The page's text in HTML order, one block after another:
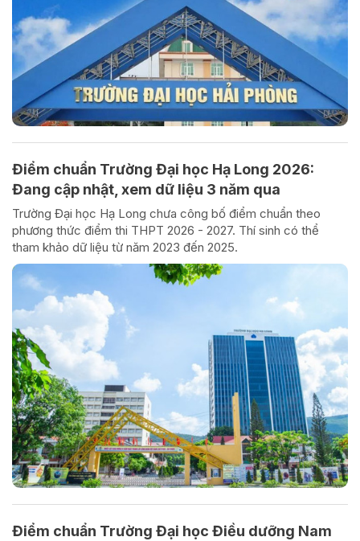
Điểm chuẩn Trường Đại học Hạ Long 2026:
Đang cập nhật, xem dữ liệu 3 năm qua
Trường Đại học Hạ Long chưa công bố điểm chuẩn theo
phương thức điểm thi THPT 2026 - 2027. Thí sinh có thể
tham khảo dữ liệu từ năm 2023 đến 2025.
Điểm chuẩn Trường Đại học Điều dưỡng Nam